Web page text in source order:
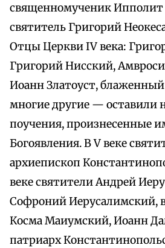
священномученик
святитель Григорий
Отцы Церкви IV века:
Григорий Нисский,
Иоанн Златоуст,
многие другие — оставили
поучения, произнесенные
Богоявления. В V веке
архиепископ
веке святители Андрей
Софроний Иерусалимский,
Косма Маиумский, Иоанн
патриарх